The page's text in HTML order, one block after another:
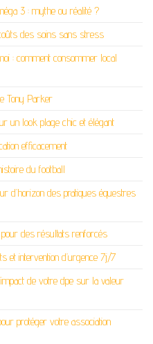
3 : mythe ou réalité ?
des soins sans stress
: comment consommer local
Tony Parker
un look plage chic et élégant
efficacement
du football
d’horizon des pratiques équestres
des résultats renforcés
et intervention d’urgence 7j/7
de votre dpe sur la valeur
protéger votre association